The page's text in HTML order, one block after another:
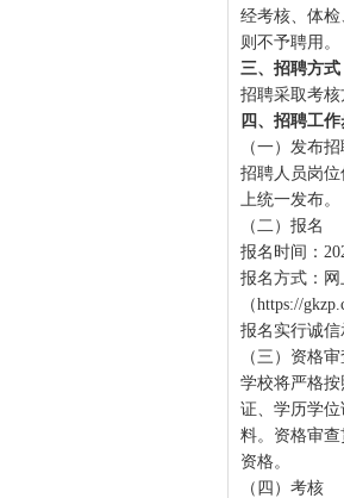
经考核、体
则不予聘用。
三、招聘方式
招聘采取考核
四、招聘工
（一）发布
招聘人员岗位
上统一发布。
（二）报名
报名时间：
报名方式：
（https://
报名实行诚
（三）资格审
学校将严格
证、学历学
料。资格审
资格。
（四）考核